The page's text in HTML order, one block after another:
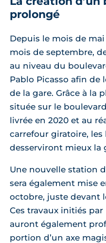
prolongé
Depuis le mois de
mois de septembre,
au niveau du
Pablo Picasso afin de
de la gare. Grâce à la
située sur le
livrée en 2020 et au
carrefour giratoire, les
desserviront mieux la
Une nouvelle station
sera également mise
octobre, juste devant
Ces travaux initiés
auront également
portion d’un axe